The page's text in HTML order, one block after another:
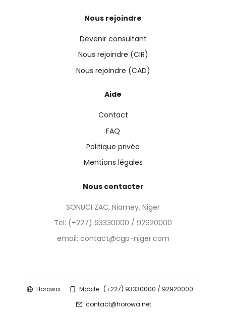
Nous rejoindre
Devenir consultant
Nous rejoindre (CIR)
Nous rejoindre (CAD)
Aide
Contact
FAQ
Politique privée
Mentions légales
Nous contacter
SONUCI ZAC, Niamey, Niger
Tel: (+227) 93330000 / 92920000
email: contact@cgp-niger.com
Horowa
Mobile : (+227) 93330000 / 92920000
contact@horowa.net